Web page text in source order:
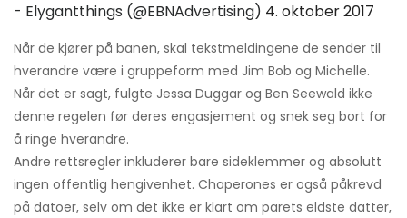
- Elygantthings (@EBNAdvertising) 4. oktober 2017
Når de kjører på banen, skal tekstmeldingene de sender til
hverandre være i gruppeform med Jim Bob og Michelle.
Når det er sagt, fulgte Jessa Duggar og Ben Seewald ikke
denne regelen før deres engasjement og snek seg bort for
å ringe hverandre.
Andre rettsregler inkluderer bare sideklemmer og absolutt
ingen offentlig hengivenhet. Chaperones er også påkrevd
på datoer, selv om det ikke er klart om parets eldste datter,